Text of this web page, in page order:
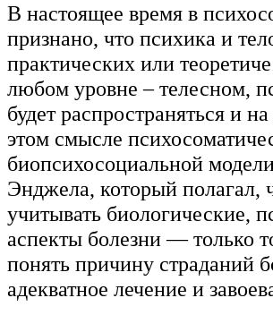
В настоящее время в
признано, что психика и
практических или
любом уровне – телесном,
будет распространяться и
этом смысле
биопсихосоциальной
Энджела, который полагал,
учитывать биологические,
аспекты болезни — только
понять причину страданий
адекватное лечение и